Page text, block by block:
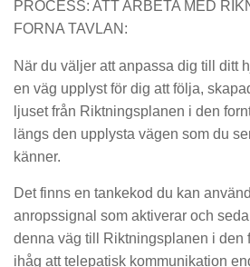
PROCESS: ATT ARBETA MED
FORNA TAVLAN:
När du väljer att anpassa dig till ditt
en väg upplyst för dig att följa,
ljuset från Riktningsplanen i den
längs den upplysta vägen som du
känner.
Det finns en tankekod du kan
anropssignal som aktiverar och
denna väg till Riktningsplanen i den
ihåg att telepatisk kommunikation